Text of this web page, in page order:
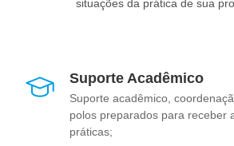
situações da prática de sua
Suporte Acadêmico
Suporte acadêmico,
polos preparados para receber
práticas;